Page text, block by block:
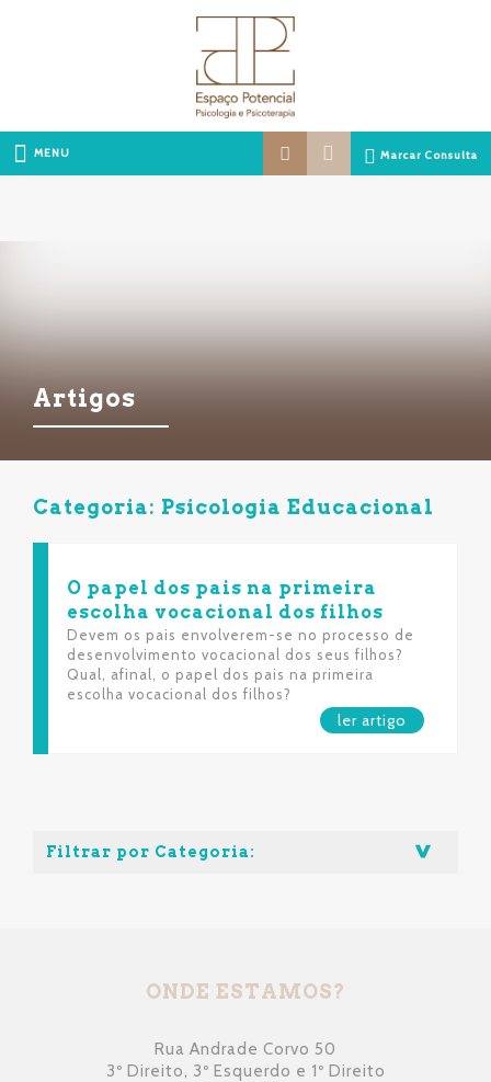
MENU Marcar Consulta
Artigos
Categoria: Psicologia Educacional
O papel dos pais na primeira
escolha vocacional dos filhos
Devem os pais envolverem-se no processo de
desenvolvimento vocacional dos seus filhos?
Qual, afinal, o papel dos pais na primeira
escolha vocacional dos filhos?
ler artigo
Filtrar por Categoria:
ONDE ESTAMOS?
Rua Andrade Corvo 50
3º Direito, 3º Esquerdo e 1º Direito